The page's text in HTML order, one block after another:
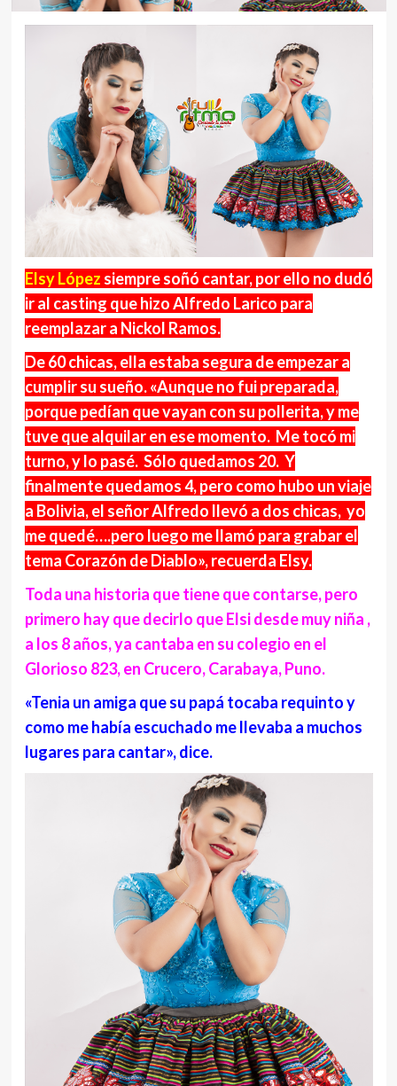
Elsy López siempre soñó cantar, por ello no dudó
ir al casting que hizo Alfredo Larico para
reemplazar a Nickol Ramos.
De 60 chicas, ella estaba segura de empezar a
cumplir su sueño. «Aunque no fui preparada,
porque pedían que vayan con su pollerita, y me
tuve que alquilar en ese momento. Me tocó mi
turno, y lo pasé. Sólo quedamos 20. Y
finalmente quedamos 4, pero como hubo un viaje
a Bolivia, el señor Alfredo llevó a dos chicas, yo
me quedé….pero luego me llamó para grabar el
tema Corazón de Diablo», recuerda Elsy.
Toda una historia que tiene que contarse, pero
primero hay que decirlo que Elsi desde muy niña ,
a los 8 años, ya cantaba en su colegio en el
Glorioso 823, en Crucero, Carabaya, Puno.
«Tenia un amiga que su papá tocaba requinto y
como me había escuchado me llevaba a muchos
lugares para cantar», dice.